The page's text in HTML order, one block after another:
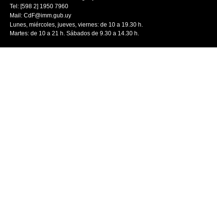
Tel: [598 2] 1950 7960
Mail: CdF@imm.gub.uy
Lunes, miércoles, jueves, viernes: de 10 a 19.30 h.
Martes: de 10 a 21 h. Sábados de 9.30 a 14.30 h.